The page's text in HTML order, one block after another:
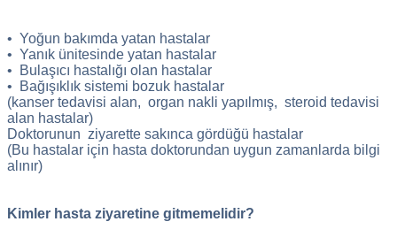
• Yoğun bakımda yatan hastalar
• Yanık ünitesinde yatan hastalar
• Bulaşıcı hastalığı olan hastalar
• Bağışıklık sistemi bozuk hastalar
(kanser tedavisi alan, organ nakli yapılmış, steroid tedavisi
alan hastalar)
Doktorunun ziyarette sakınca gördüğü hastalar
(Bu hastalar için hasta doktorundan uygun zamanlarda bilgi
alınır)
Kimler hasta ziyaretine gitmemelidir?